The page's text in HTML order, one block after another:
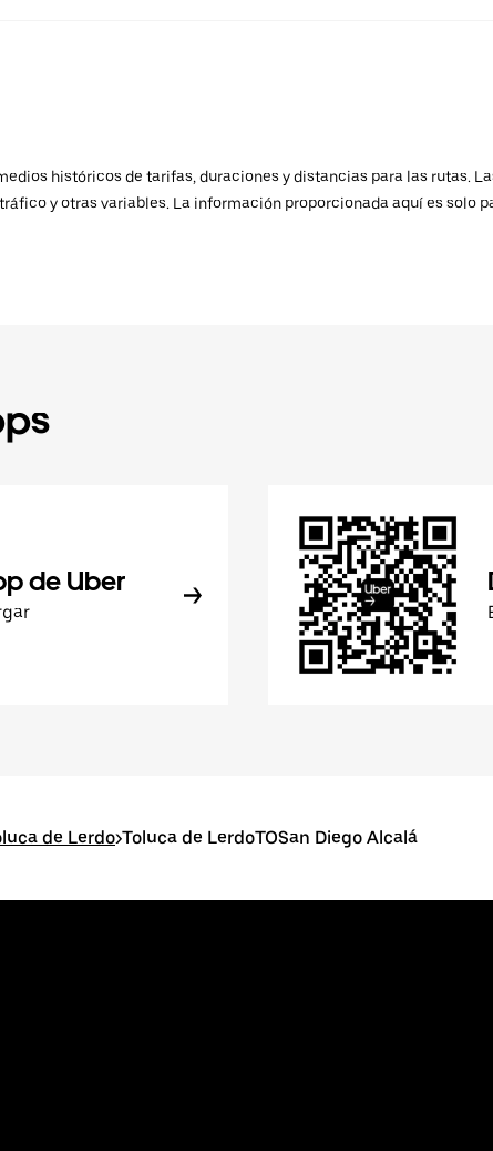
históricos de tarifas, duraciones y distancias para las rutas.
y otras variables. La información proporcionada aquí es solo
de Uber
de Lerdo>Toluca de LerdoTOSan Diego Alcalá